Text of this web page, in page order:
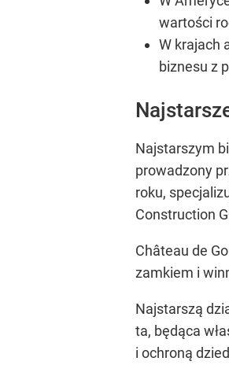
wartości
W krajach
biznesu z
Najstarszym
prowadzony
roku,
Construction
Château de
zamkiem i
Najstarszą
ta, będąca
i ochroną